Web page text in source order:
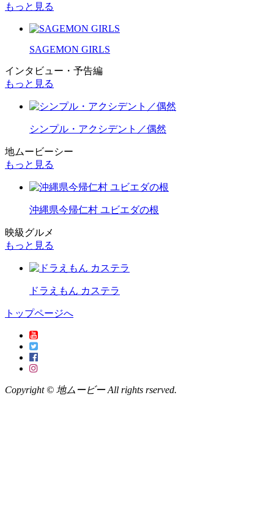
もっと見る
SAGEMON GIRLS
インタビュー・予告編
もっと見る
シンプル・アクシデント／偶然
地ムービーシー
もっと見る
沖縄県今帰仁村 ユビエダの根
映級グルメ
もっと見る
ドラえもん カステラ
トップページへ
Copyright © 地ムービー All rights rserved.